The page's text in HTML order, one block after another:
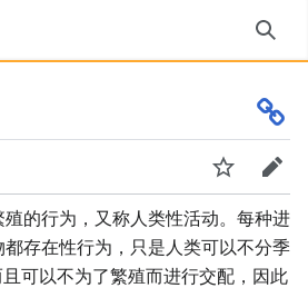
搜索
监视
编辑
的行为，又称人类性活动。每种进
存在性行为，只是人类可以不分季
可以不为了繁殖而进行交配，因此